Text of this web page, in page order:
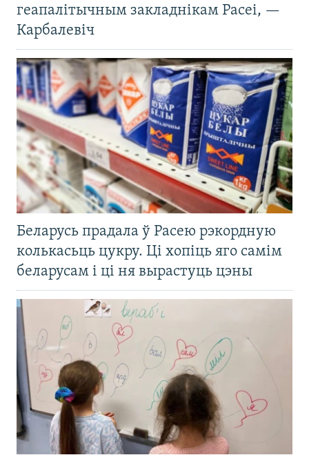
геапалітычным закладнікам Расеі, —
Карбалевіч
Беларусь прадала ў Расею рэкордную
колькасьць цукру. Ці хопіць яго самім
беларусам і ці ня вырастуць цэны